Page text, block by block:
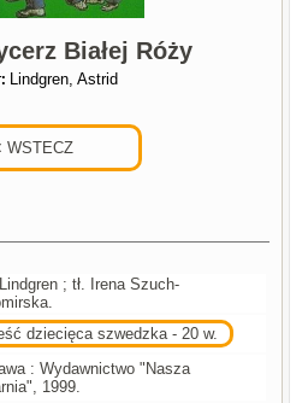
Białej Róży
Lindgren, Astrid
; tł. Irena Szuch-
dziecięca szwedzka - 20 w.
: Wydawnictwo "Nasza
1999.